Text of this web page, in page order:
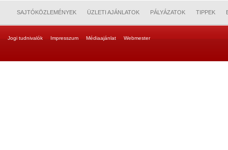
SAJTÓKÖZLEMÉNYEK ÜZLETI AJÁNLATOK PÁLYÁZATOK TIPPEK
Jogi tudnivalók Impresszum Médiaajánlat Webmester